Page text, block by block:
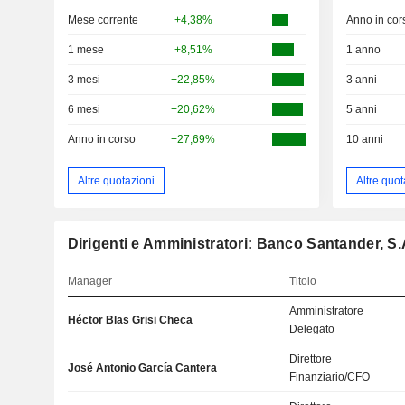
Mese corrente +4,38%
1 mese +8,51%
3 mesi +22,85%
6 mesi +20,62%
Anno in corso +27,69%
Altre quotazioni
Anno in
1 anno
3 anni
5 anni
10 anni
Altre
Dirigenti e Amministratori: Banco Santander,
Manager Titolo
Héctor Blas Grisi Checa
Amministratore
Delegato
José Antonio García Cantera
Direttore
Finanziario/CFO